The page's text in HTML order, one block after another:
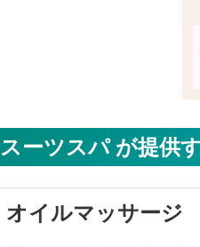
スーツスパ が提供
オイルマッサージ